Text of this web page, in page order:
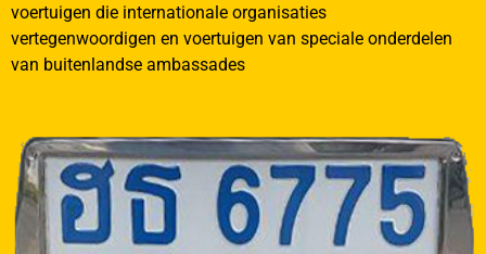
voertuigen die internationale organisaties
vertegenwoordigen en voertuigen van speciale onderdelen
van buitenlandse ambassades